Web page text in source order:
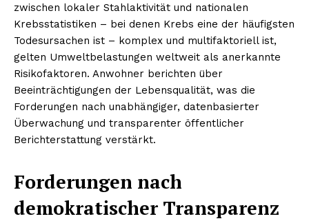
zwischen lokaler Stahlaktivität und nationalen
Krebsstatistiken – bei denen Krebs eine der häufigsten
Todesursachen ist – komplex und multifaktoriell ist,
gelten Umweltbelastungen weltweit als anerkannte
Risikofaktoren. Anwohner berichten über
Beeinträchtigungen der Lebensqualität, was die
Forderungen nach unabhängiger, datenbasierter
Überwachung und transparenter öffentlicher
Berichterstattung verstärkt.
Forderungen nach
demokratischer Transparenz